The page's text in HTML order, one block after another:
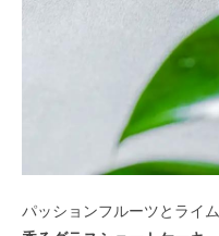
パッションフルーツとライ